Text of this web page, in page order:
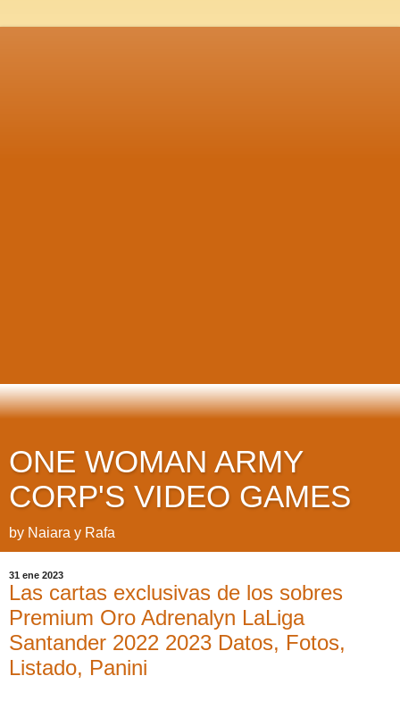
ONE WOMAN ARMY
CORP'S VIDEO GAMES
by Naiara y Rafa
31 ene 2023
Las cartas exclusivas de los sobres
Premium Oro Adrenalyn LaLiga
Santander 2022 2023 Datos, Fotos,
Listado, Panini